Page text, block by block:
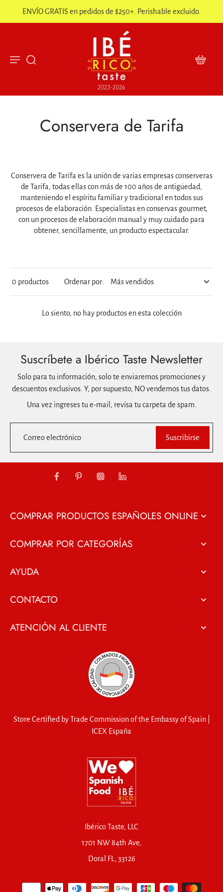
ENVÍO GRATIS en pedidos de $250+. Perishable excluido.
Conservera de Tarifa
Conservera de Tarifa es la unión de varias empresas conserveras
de Tarifa, todas ellas con más de 100 años de antigüedad,
manteniendo el espíritu familiar y tradicional en todos sus
procesos de elaboración. Especialistas en conservas gourmet,
con un procesos de elaboración manual y muy cuidado para
obtener, sencillamente, un producto espectacular.
0 productos Ordenar por:
Lo siento, no hay productos en esta colección
Suscríbete a Ibérico Taste Newsletter
Solo para tu información, solo te enviaremos promociones y
descuentos exclusivos. Y, por supuesto, NO vendemos tus datos.
Una vez ingreses tu e-mail, revisa tu carpeta de spam.
Correo electrónico Suscribirse
COMPRAR PRODUCTOS ESPAÑOLES ONLINE
COMPRAR POR CATEGORÍAS
AYUDA
CONTACTO
ATENCIÓN AL CLIENTE
Store Certified by Trade Commission of the Embassy of Spain |
ICEX España
Ibérico Taste, LLC
1701 NW 84th Ave,
Doral FL, 33126